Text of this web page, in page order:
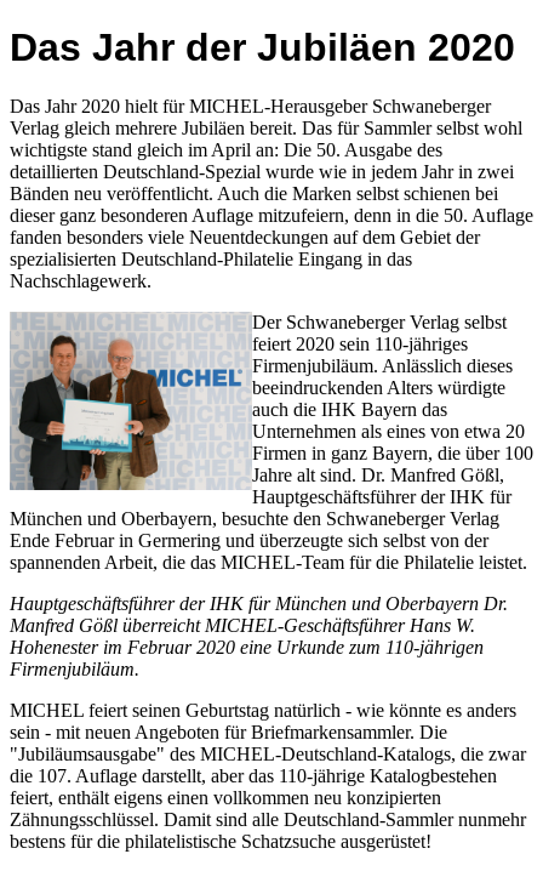
Das Jahr der Jubiläen 2020
Das Jahr 2020 hielt für MICHEL-Herausgeber Schwaneberger
Verlag gleich mehrere Jubiläen bereit. Das für Sammler selbst wohl
wichtigste stand gleich im April an: Die 50. Ausgabe des
detaillierten Deutschland-Spezial wurde wie in jedem Jahr in zwei
Bänden neu veröffentlicht. Auch die Marken selbst schienen bei
dieser ganz besonderen Auflage mitzufeiern, denn in die 50. Auflage
fanden besonders viele Neuentdeckungen auf dem Gebiet der
spezialisierten Deutschland-Philatelie Eingang in das
Nachschlagewerk.
Der Schwaneberger Verlag selbst
feiert 2020 sein 110-jähriges
Firmenjubiläum. Anlässlich dieses
beeindruckenden Alters würdigte
auch die IHK Bayern das
Unternehmen als eines von etwa 20
Firmen in ganz Bayern, die über 100
Jahre alt sind. Dr. Manfred Gößl,
Hauptgeschäftsführer der IHK für
München und Oberbayern, besuchte den Schwaneberger Verlag
Ende Februar in Germering und überzeugte sich selbst von der
spannenden Arbeit, die das MICHEL-Team für die Philatelie leistet.
Hauptgeschäftsführer der IHK für München und Oberbayern Dr.
Manfred Gößl überreicht MICHEL-Geschäftsführer Hans W.
Hohenester im Februar 2020 eine Urkunde zum 110-jährigen
Firmenjubiläum.
MICHEL feiert seinen Geburtstag natürlich - wie könnte es anders
sein - mit neuen Angeboten für Briefmarkensammler. Die
"Jubiläumsausgabe" des MICHEL-Deutschland-Katalogs, die zwar
die 107. Auflage darstellt, aber das 110-jährige Katalogbestehen
feiert, enthält eigens einen vollkommen neu konzipierten
Zähnungsschlüssel. Damit sind alle Deutschland-Sammler nunmehr
bestens für die philatelistische Schatzsuche ausgerüstet!